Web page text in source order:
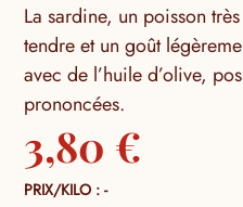
La sardine, un poisson
tendre et un goût
avec de l’huile d’olive,
prononcées.
3,80 €
PRIX/KILO : -